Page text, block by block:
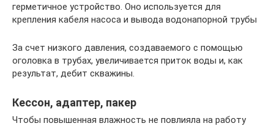
герметичное устройство. Оно используется для
крепления кабеля насоса и вывода водонапорной трубы
За счет низкого давления, создаваемого с помощью
оголовка в трубах, увеличивается приток воды и, как
результат, дебит скважины.
Кессон, адаптер, пакер
Чтобы повышенная влажность не повлияла на работу